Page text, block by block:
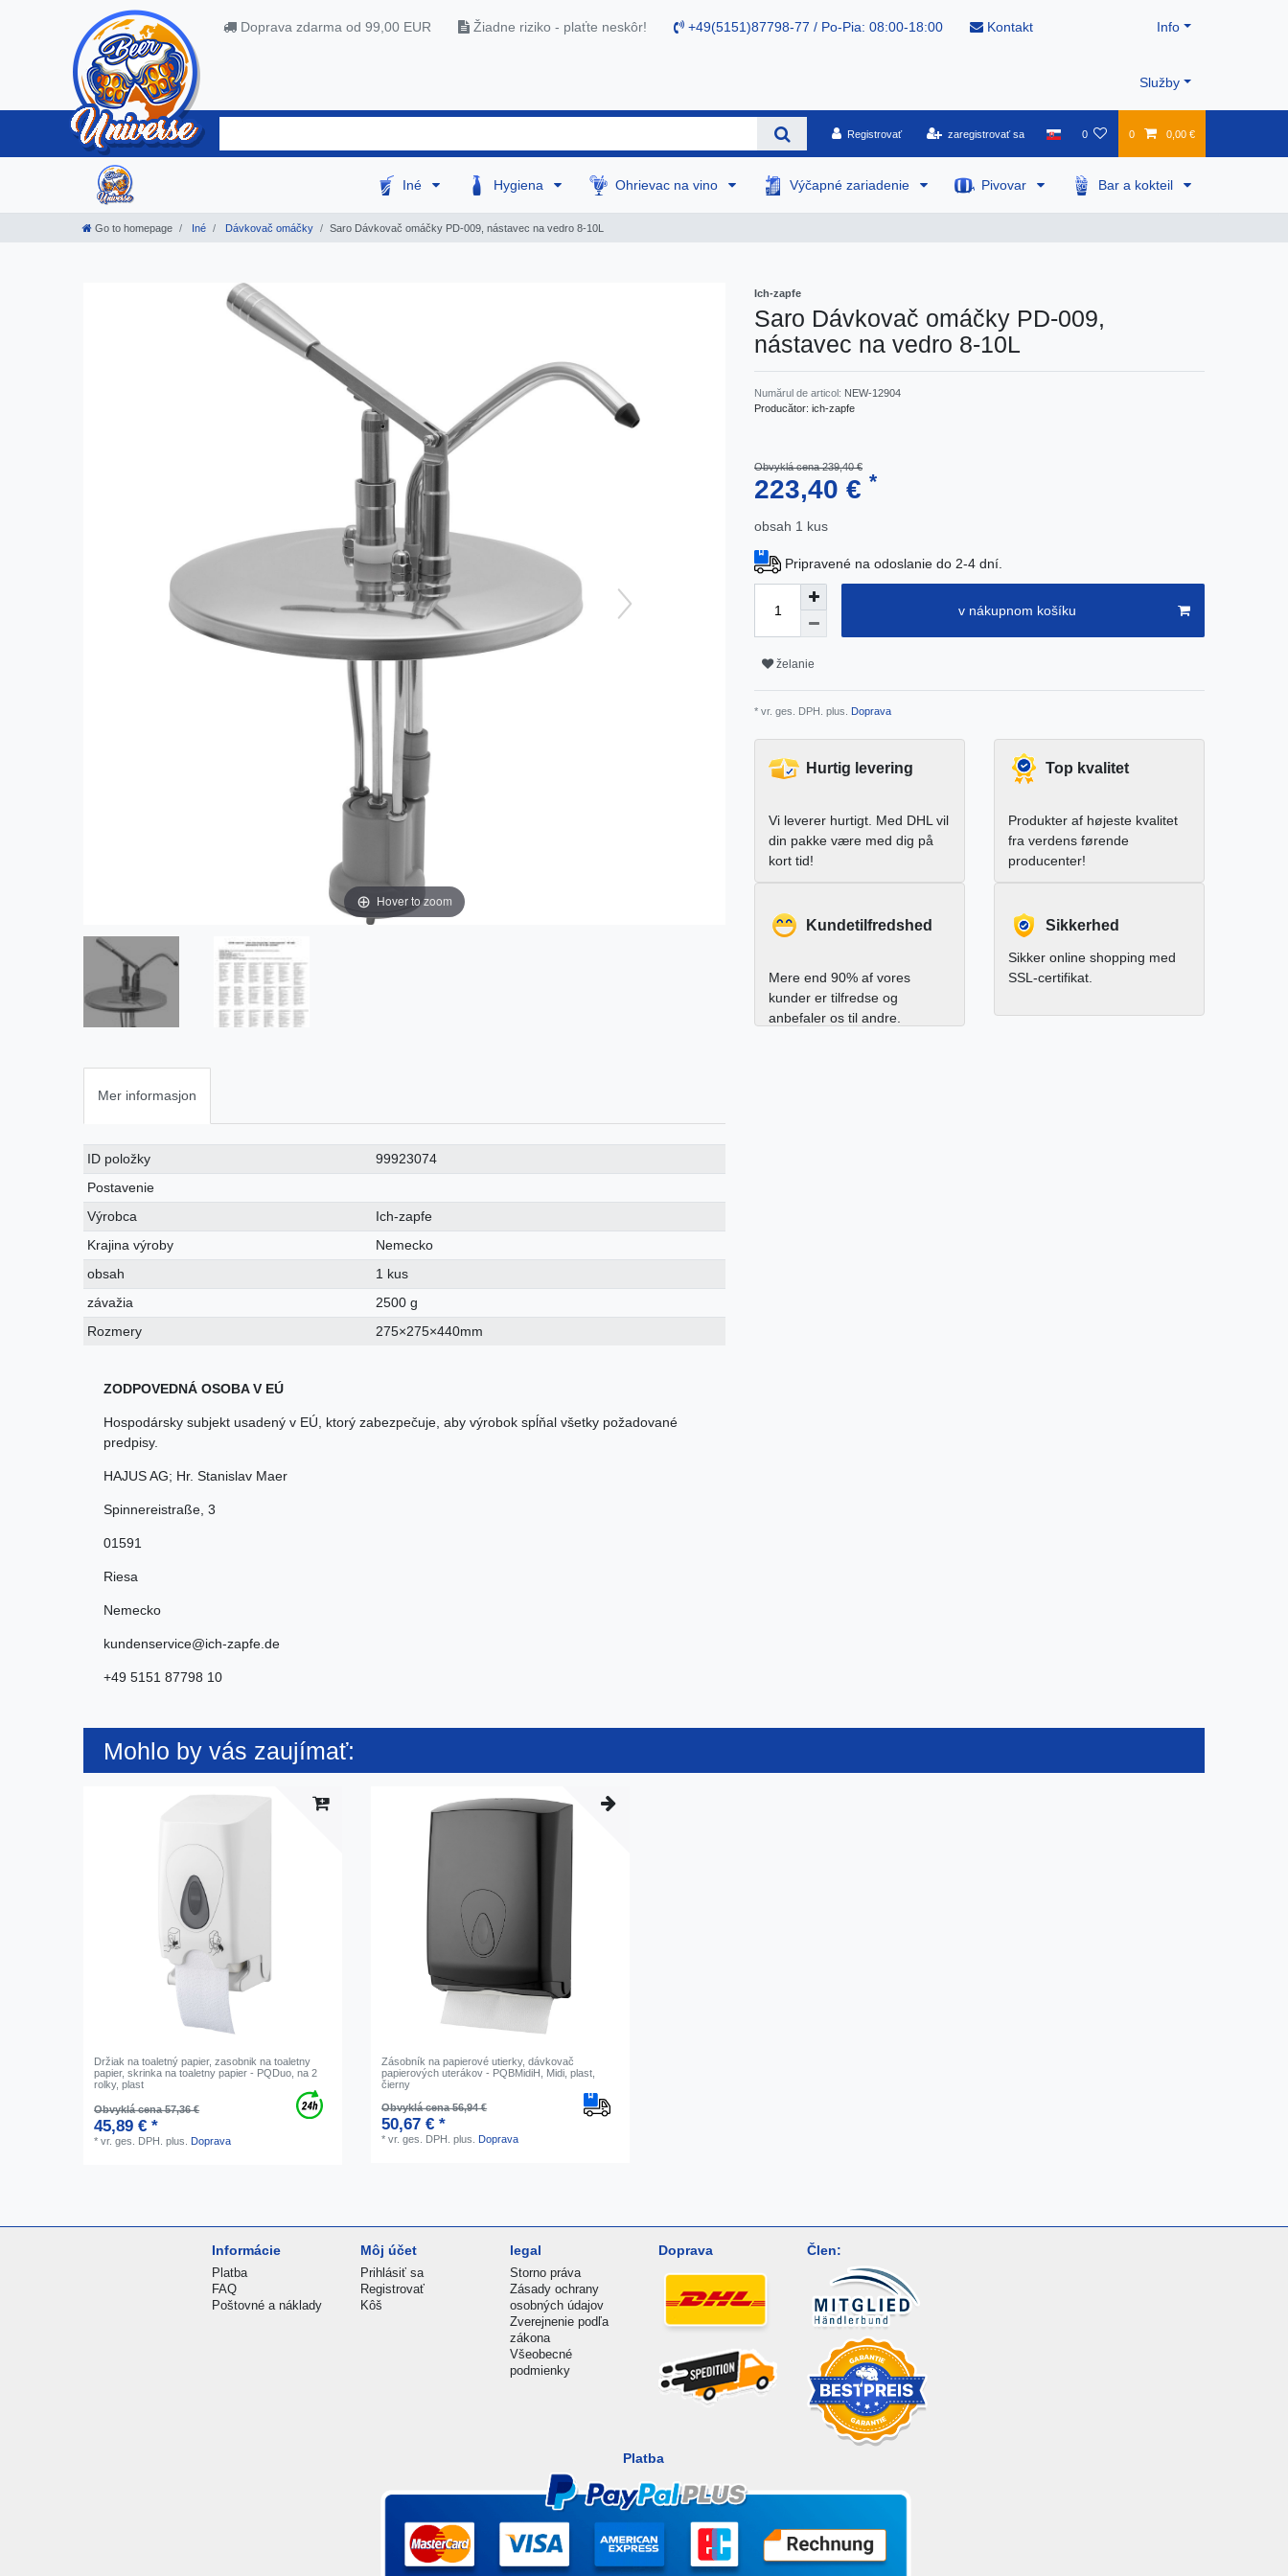
Doprava zdarma od 99,00 EUR Žiadne riziko - plaťte neskôr! +49(5151)87798-77 / Po-Pia: 08:00-18:00 Kontakt Info
Služby
Registrovať zaregistrovať sa 0 0 0,00 €
Iné Hygiena Ohrievac na vino Výčapné zariadenie Pivovar Bar a kokteil
Go to homepage Iné Dávkovač omáčky Saro Dávkovač omáčky PD-009, nástavec na vedro 8-10L
Hover to zoom
Mer informasjon
Ceres::Template.singleItemTechnicalDataAttribute
Ceres::Template.singleItemTechnicalDataValue
ID položky
99923074
Postavenie
Výrobca
Ich-zapfe
Krajina výroby
Nemecko
obsah
1 kus
závažia
2500 g
Rozmery
275×275×440mm
ZODPOVEDNÁ OSOBA V EÚ
Hospodársky subjekt usadený v EÚ, ktorý zabezpečuje, aby výrobok spĺňal všetky požadované
predpisy.
HAJUS AG; Hr. Stanislav Maer
Spinnereistraße 3
01591
Riesa
Nemecko
kundenservice@ich-zapfe.de
+49 5151 87798 10
Ich-zapfe
Saro Dávkovač omáčky PD-009,
nástavec na vedro 8-10L
Numărul de articol: NEW-12904
Producător: ich-zapfe
Obvyklá cena 239,40 €
223,40 € *
obsah 1 kus
Pripravené na odoslanie do 2-4 dní.
v nákupnom košíku
želanie
* vr. ges. DPH. plus. Doprava
Hurtig levering
Vi leverer hurtigt. Med DHL vil
din pakke være med dig på
kort tid!
Top kvalitet
Produkter af højeste kvalitet
fra verdens førende
producenter!
Kundetilfredshed
Mere end 90% af vores
kunder er tilfredse og
anbefaler os til andre.
Sikkerhed
Sikker online shopping med
SSL-certifikat.
Mohlo by vás zaujímať:
Držiak na toaletný papier, zasobnik na toaletny
papier, skrinka na toaletny papier - PQDuo, na 2
rolky, plast
Obvyklá cena 57,36 €
45,89 € *
*vr. ges. DPH. plus. Doprava
Zásobník na papierové utierky, dávkovač
papierových uterákov - PQBMidiH, Midi, plast,
čierny
Obvyklá cena 56,94 €
50,67 € *
*vr. ges. DPH. plus. Doprava
Informácie
Platba
FAQ
Poštovné a náklady
Môj účet
Prihlásiť sa
Registrovať
Kôš
legal
Storno práva
Zásady ochrany
osobných údajov
Zverejnenie podľa
zákona
Všeobecné
podmienky
Doprava Člen:
Platba